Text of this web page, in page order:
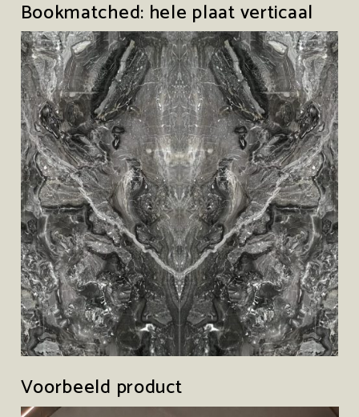
Bookmatched: hele plaat verticaal
Voorbeeld product